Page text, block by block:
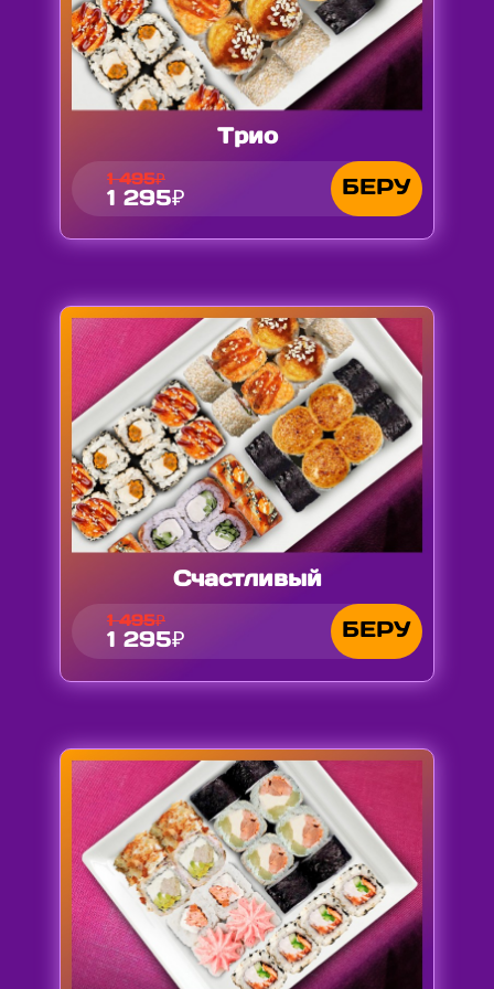
Трио
1 495₽
1 295₽ БЕРУ
Счастливый
1 495₽
1 295₽ БЕРУ